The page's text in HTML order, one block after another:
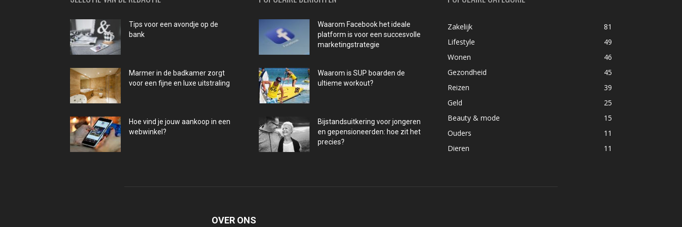
Tips voor een avondje op de
bank
Marmer in de badkamer zorgt
voor een fijne en luxe uitstraling
Hoe vind je jouw aankoop in een
webwinkel?
Waarom Facebook het ideale
platform is voor een succesvolle
marketingstrategie
Waarom is SUP boarden de
ultieme workout?
Bijstandsuitkering voor jongeren
en gepensioneerden: hoe zit het
precies?
Zakelijk
81
Lifestyle
49
Wonen
46
Gezondheid
45
Reizen
39
Geld
25
Beauty & mode
15
Ouders
11
Dieren
11
OVER ONS